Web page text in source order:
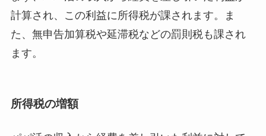
計算され、この利益に所得税が課されます。ま
た、無申告加算税や延滞税などの罰則税も課され
ます。
所得税の増額